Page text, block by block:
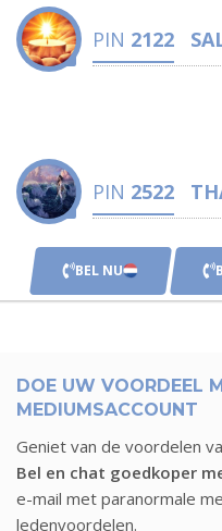
PIN 2122
PIN 2522
BEL NU
DOE UW VOORDEEL
MEDIUMSACCOUNT
Geniet van de voordelen
Bel en chat goedkoper
e-mail met paranormale
ledenvoordelen.